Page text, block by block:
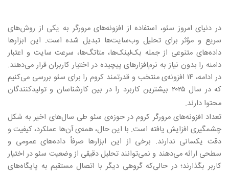
در دنیای امروز سئو، استفاده از افزونه‌های مرورگر به یکی از روش‌های
سریع و مؤثر برای تحلیل وب‌سایت‌ها تبدیل شده است. این ابزارها
داده‌های متنوعی از جمله بک‌لینک‌ها، متاتگ‌ها، سرعت سایت و اعتبار
دامنه را بدون نیاز به نرم‌افزارهای پیچیده در اختیار کاربران قرار می‌دهند.
در ادامه، ۱۴ افزونه‌ی منتخب و قدرتمند کروم را برای سئو بررسی می‌کنیم
که در سال ۲۰۲۵ بیشترین کاربرد را در بین کارشناسان و تولیدکنندگان
محتوا دارند.
تعداد افزونه‌های مرورگر کروم در حوزه‌ی سئو طی سال‌های اخیر به شکل
چشمگیری افزایش یافته است. با این حال، همه‌ی آن‌ها عملکرد، کیفیت و
دقت یکسانی ندارند. برخی از این ابزارها صرفاً داده‌های عمومی و
سطحی ارائه می‌دهند و نمی‌توانند تحلیل دقیقی از وضعیت سئو در اختیار
کاربر بگذارند؛ در حالی‌که گروهی دیگر با اتصال مستقیم به پایگاه‌های